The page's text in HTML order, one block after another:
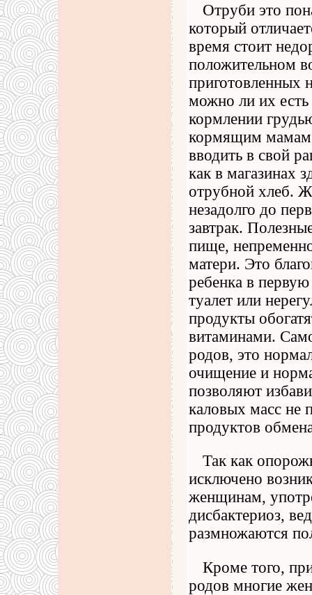
Отруби это
который
время стоит
положительном
приготовленных
можно ли их
кормлении
кормящим мамам
вводить в свой
как в магазинах
отрубной хлеб.
незадолго до
завтрак.
пище,
матери. Это
ребенка в
туалет или
продукты
витаминами.
родов, это
очищение и
позволяют
каловых масс не
продуктов
Так как
исключено
женщинам,
дисбактериоз,
размножаются
Кроме того,
родов многие